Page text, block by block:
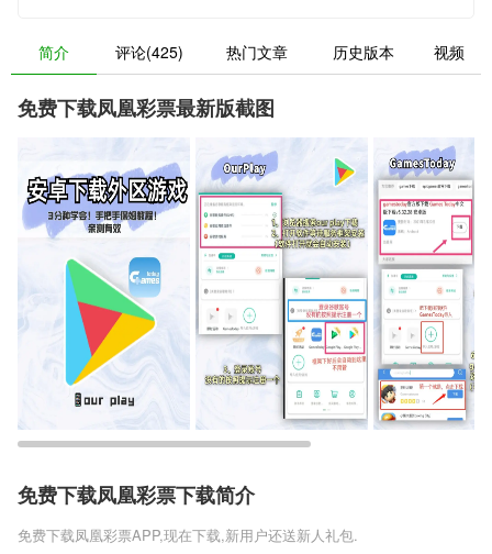
简介 评论(425) 热门文章 历史版本 视频
免费下载凤凰彩票最新版截图
免费下载凤凰彩票下载简介
免费下载凤凰彩票APP,现在下载,新用户还送新人礼包.